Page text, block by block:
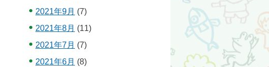
2021年9月 (7)
2021年8月 (11)
2021年7月 (7)
2021年6月 (8)